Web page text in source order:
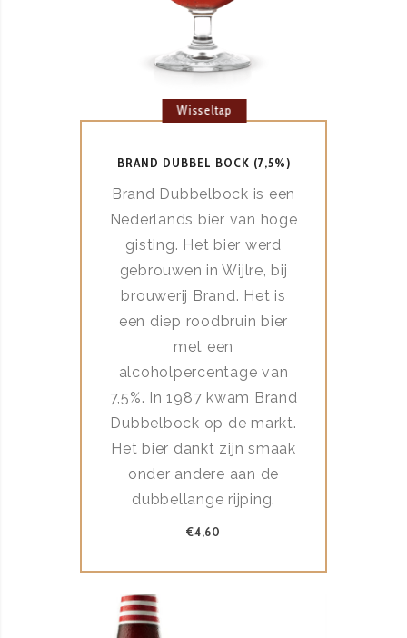
Wisseltap
BRAND DUBBEL BOCK (7,5%)
Brand Dubbelbock is een
Nederlands bier van hoge
gisting. Het bier werd
gebrouwen in Wijlre, bij
brouwerij Brand. Het is
een diep roodbruin bier
met een
alcoholpercentage van
7,5%. In 1987 kwam Brand
Dubbelbock op de markt.
Het bier dankt zijn smaak
onder andere aan de
dubbellange rijping.
€4,60